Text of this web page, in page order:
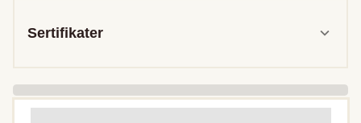
Sertifikater